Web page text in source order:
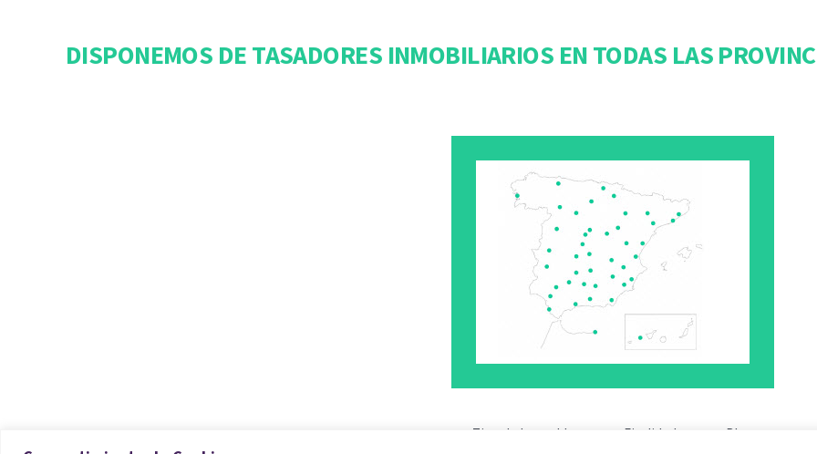
DISPONEMOS DE TASADORES INMOBILIARIOS EN TODAS LAS
Tipo de Inmueble Finalidad Blog